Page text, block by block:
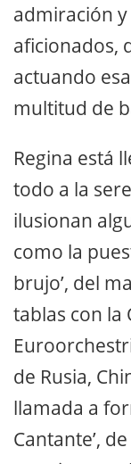
admiración
aficionados,
actuando
multitud de
Regina está
todo a la
ilusionan
como la
brujo’, del
tablas con la
de Rusia,
llamada a
Cantante’,